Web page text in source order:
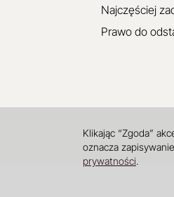
Najczęściej
Prawo do
Klikając “Zgoda”
oznacza
prywatności.